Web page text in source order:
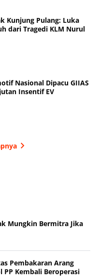
Kunjung Pulang: Luka
dari Tragedi KLM Nurul
Nasional Dipacu GIIAS
Insentif EV
Mungkin Bermitra Jika
Pembakaran Arang
Kembali Beroperasi